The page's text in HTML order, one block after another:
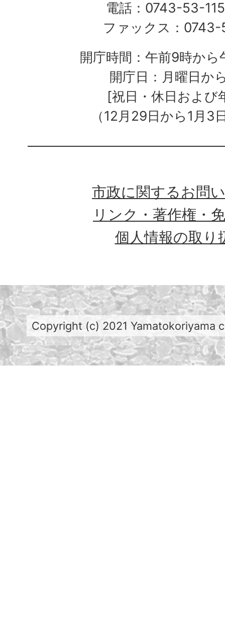
電話：0743-53-
ファックス：
開庁時間：午前9時か
開庁日：月曜日か
[祝日・休日および
（12月29日から1月3
市政に関するお問
リンク・著作権・
個人情報の取り
Copyright (c) 2021 Yamatokoriyama